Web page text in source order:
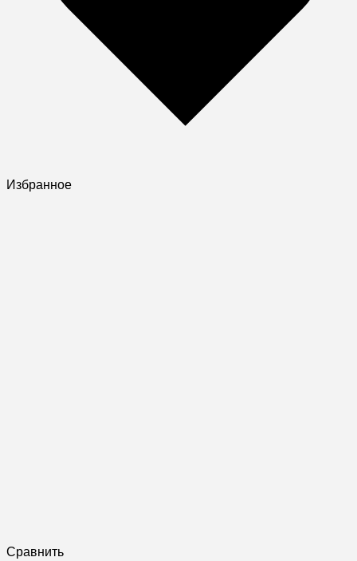
Избранное
Сравнить